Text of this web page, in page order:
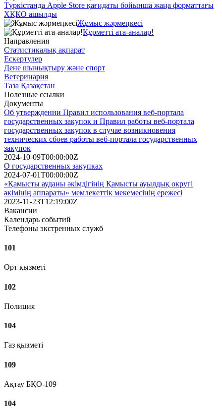
Түркістанда Apple Store қағидаты бойынша жаңа форматтағы
ХҚКО ашылды
Жұмыс жәрмеңкесі
Құрметті ата-аналар!
Направления
Статистикалық ақпарат
Ескертулер
Дене шынықтыру және спорт
Ветеринария
Таза Қазақстан
Полезные ссылки
Документы
Об утверждении Правил использования веб-портала
государственных закупок и Правил работы веб-портала
государственных закупок в случае возникновения
технических сбоев работы веб-портала государственных
закупок
2024-10-09T00:00:00Z
О государственных закупках
2024-07-01T00:00:00Z
«Қамысты ауданы әкімдігінің Қамысты ауылдық округі
әкімінің аппараты» мемлекеттік мекемесінің ережесі
2023-11-23T12:19:00Z
Вакансии
Календарь событий
Телефоны экстренных служб
101
Өрт қызметі
102
Полиция
104
Газ қызметі
109
Ақтау БҚО-109
104